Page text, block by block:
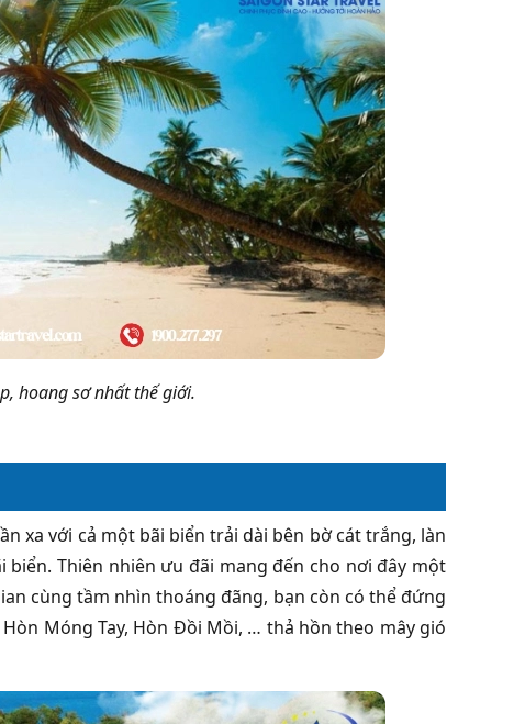
hoang sơ nhất thế giới.
xa với cả một bãi biển trải dài bên bờ cát trắng, làn
Thiên nhiên ưu đãi mang đến cho nơi đây một
cùng tầm nhìn thoáng đãng, bạn còn có thể đứng
Móng Tay, Hòn Đồi Mồi, … thả hồn theo mây gió